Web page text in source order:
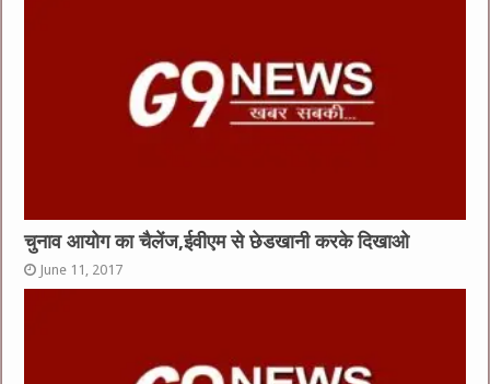
चुनाव आयोग का चैलेंज,ईवीएम से छेडखानी करके दिखाओ
June 11, 2017